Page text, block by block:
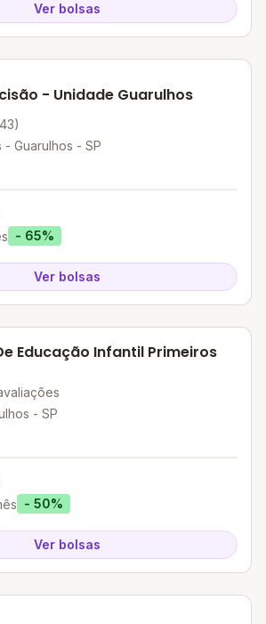
Ver bolsas
- Unidade Guarulhos
- Guarulhos - SP
- 65%
Ver bolsas
Educação Infantil Primeiros
- SP
- 50%
Ver bolsas